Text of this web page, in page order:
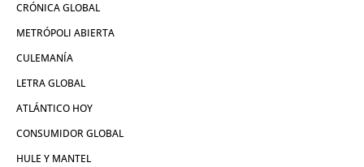
CRÓNICA GLOBAL
METRÓPOLI ABIERTA
CULEMANÍA
LETRA GLOBAL
ATLÁNTICO HOY
CONSUMIDOR GLOBAL
HULE Y MANTEL